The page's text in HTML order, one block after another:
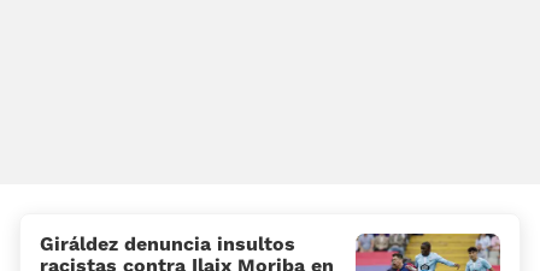
Giráldez denuncia insultos
racistas contra Ilaix Moriba en